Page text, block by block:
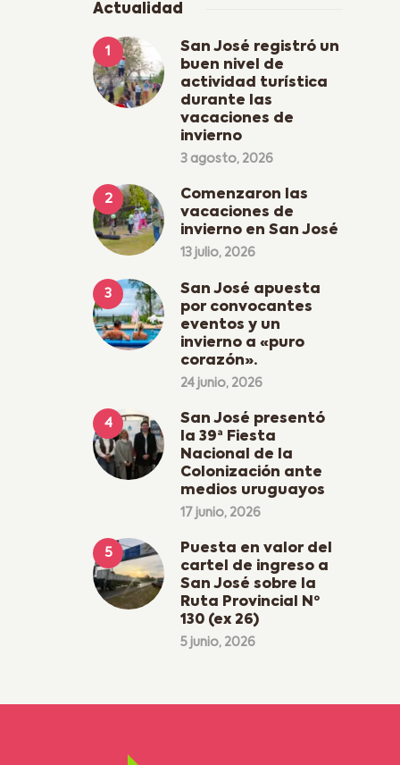
Actualidad
San José registró un
buen nivel de
actividad turística
durante las
vacaciones de
invierno
3 agosto, 2026
Comenzaron las
vacaciones de
invierno en San José
13 julio, 2026
San José apuesta
por convocantes
eventos y un
invierno a «puro
corazón».
24 junio, 2026
San José presentó
la 39ª Fiesta
Nacional de la
Colonización ante
medios uruguayos
17 junio, 2026
Puesta en valor del
cartel de ingreso a
San José sobre la
Ruta Provincial Nº
130 (ex 26)
5 junio, 2026